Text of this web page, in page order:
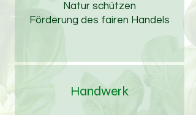
Natur schützen
Förderung des fairen Handels
Handwerk